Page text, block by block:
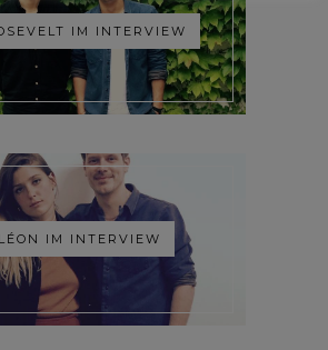
IM INTERVIEW
LÉON IM INTERVIEW